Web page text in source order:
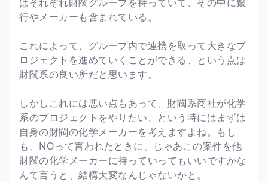
行やメーカーも含まれている。
これによって、グループ内で連携を取って大きなプ
ロジェクトを進めていくことができる、という点は
財閥系の良い所だと思います。
しかしこれには悪い点もあって、財閥系商社が化学
系のプロジェクトをやりたい、という時にはまずは
自身の財閥の化学メーカーを考えますよね。もし
も、NOって言われたときに、じゃあこの案件を他
財閥の化学メーカーに持っていってもいいですかな
んて言うと、結構大変なんじゃないかと。